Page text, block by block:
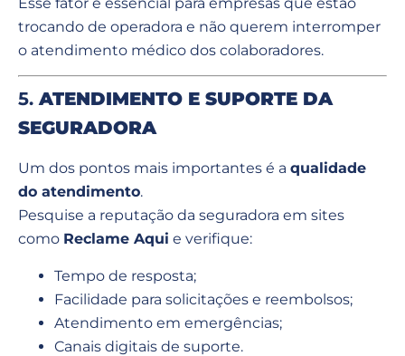
trocando de operadora e não querem interromper
o atendimento médico dos colaboradores.
5.ATENDIMENTO E SUPORTE DA
SEGURADORA
Um dos pontos mais importantes é a qualidade
do atendimento.
Pesquise a reputação da seguradora em sites
como Reclame Aqui e verifique:
Tempo de resposta;
Facilidade para solicitações e reembolsos;
Atendimento em emergências;
Canais digitais de suporte.